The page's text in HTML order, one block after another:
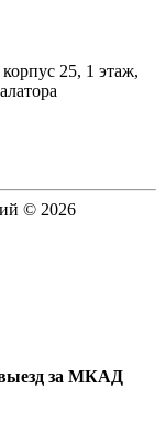
25, 1 этаж,
© 2026
за МКАД